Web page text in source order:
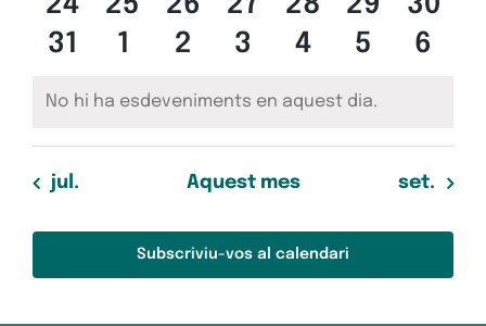
esdeveniments
esdeveniments
esdeveniments
esdeveniments
0
31
0
1
0
2
0
3
0
4
0
5
0
6
No hi ha esdeveniments en aquest dia.
jul. Aquest mes set.
Subscriviu-vos al calendari